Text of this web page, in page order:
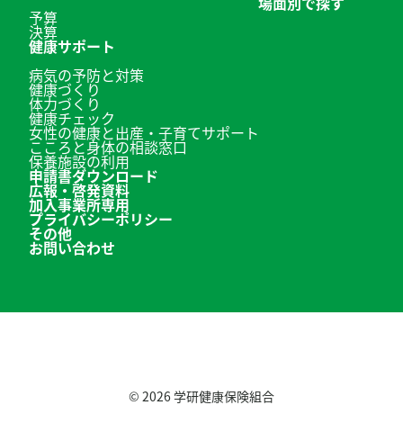
予算
決算
健康サポート
病気の予防と対策
健康づくり
体力づくり
健康チェック
女性の健康と出産・子育てサポート
こころと身体の相談窓口
保養施設の利用
申請書ダウンロード
広報・啓発資料
加入事業所専用
プライバシーポリシー
その他
お問い合わせ
© 2026 学研健康保険組合